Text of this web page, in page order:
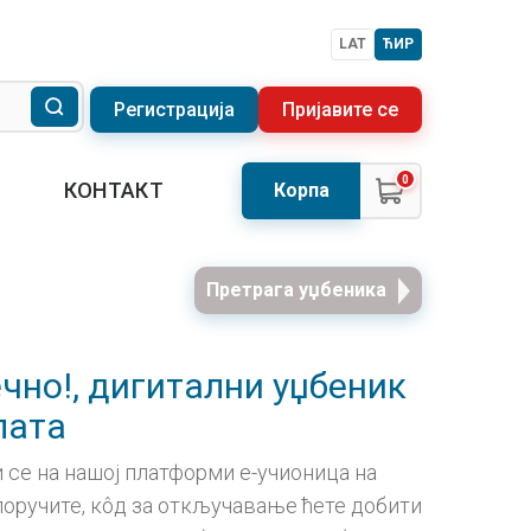
LAT ЋИР
Регистрација Пријавите се
КОНТАКТ Корпа 0
Претрага уџбеника
дигитални уџбеник
се на нашој платформи е-учионица на
кôд за откључавање ћете добити